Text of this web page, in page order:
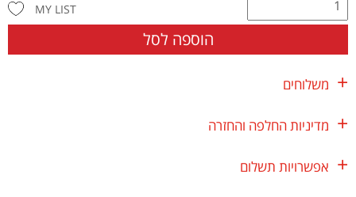
הוספה לסל
MY LIST
משלוחים
מדיניות החלפה והחזרה
אפשרויות תשלום